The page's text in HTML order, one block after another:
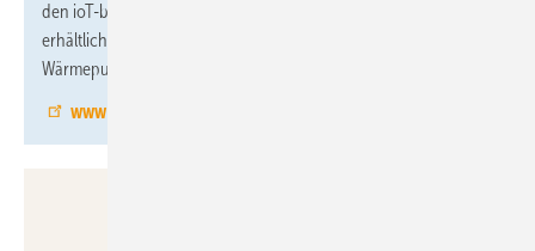
den ioT-basierten Neuheiten zeigt Siemens den in Kürze
erhältlichen HLK-Regler Climatix S400 für
Wärmepumpenanwendungen in Wohngebäuden.
www.siemens.de/ISH